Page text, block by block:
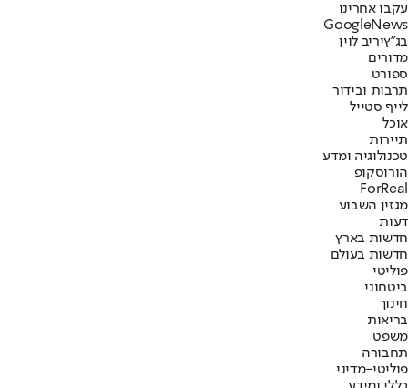
עקבו אחרינו
Googl eNews
בג"ץיריב לוין
מדורים
ספורט
תרבות ובידור
לייף סטייל
אוכל
תיירות
טכנולוגיה ומדע
הורוסקופ
ForReal
מגזין השבוע
דעות
חדשות בארץ
חדשות בעולם
פוליטי
ביטחוני
חינוך
בריאות
משפט
תחבורה
פוליטי-מדיני